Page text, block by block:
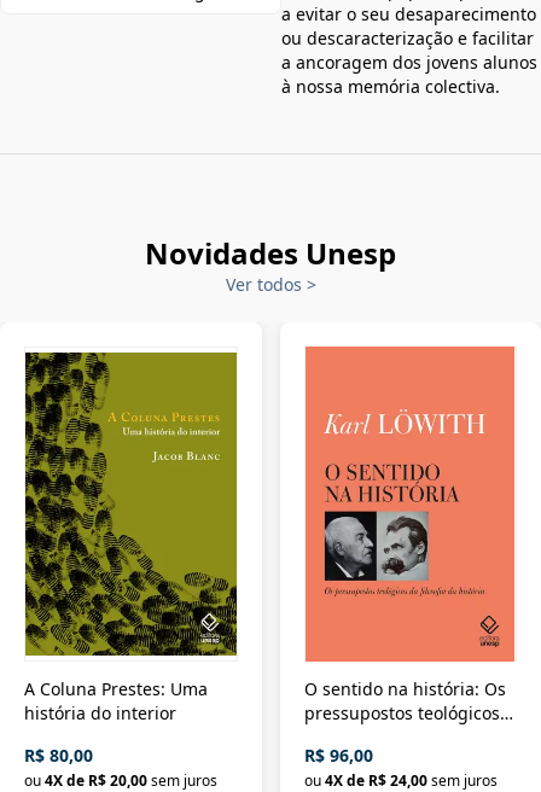
a evitar o seu desaparecimento
ou descaracterização e facilitar
a ancoragem dos jovens alunos
à nossa memória colectiva.
Novidades Unesp
Ver todos >
A Coluna Prestes: Uma
história do interior
R$ 80,00
ou4X de R$ 20,00sem juros
O sentido na história: Os
pressupostos teológicos
R$ 96,00
ou 4X de R$ 24,00 sem juros